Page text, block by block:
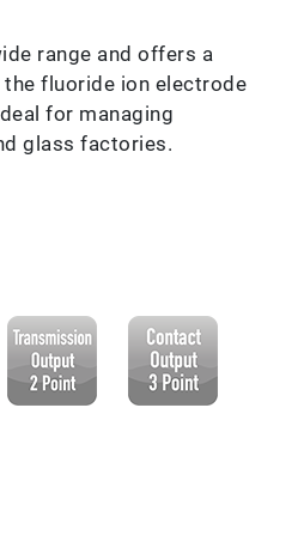
range and offers a
fluoride ion electrode
for managing
glass factories.